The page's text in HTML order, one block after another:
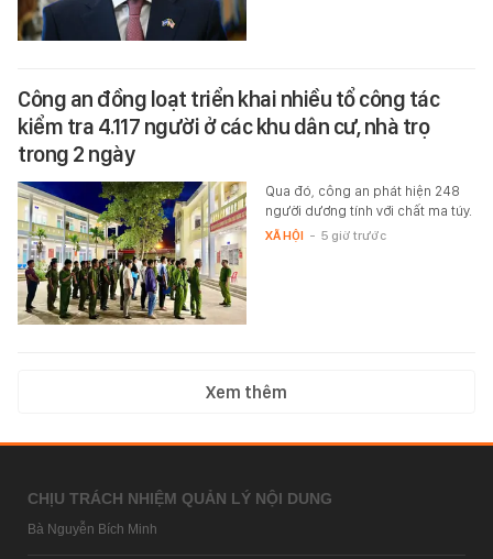
Công an đồng loạt triển khai nhiều tổ công tác
kiểm tra 4.117 người ở các khu dân cư, nhà trọ
trong 2 ngày
Qua đó, công an phát hiện 248
người dương tính với chất ma túy.
XÃ HỘI - 5 giờ trước
Xem thêm
CHỊU TRÁCH NHIỆM QUẢN LÝ NỘI DUNG
Bà Nguyễn Bích Minh